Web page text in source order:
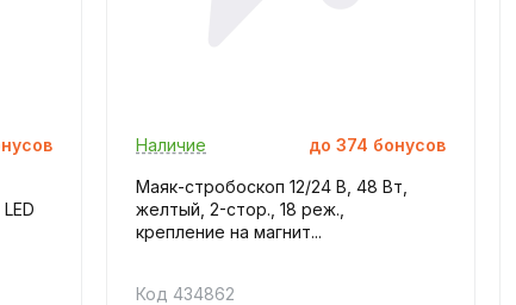
Наличие до 374 бонусов
Маяк-стробоскоп 12/24 В, 48 Вт,
желтый, 2-стор., 18 реж.,
крепление на магнит...
Код 434862